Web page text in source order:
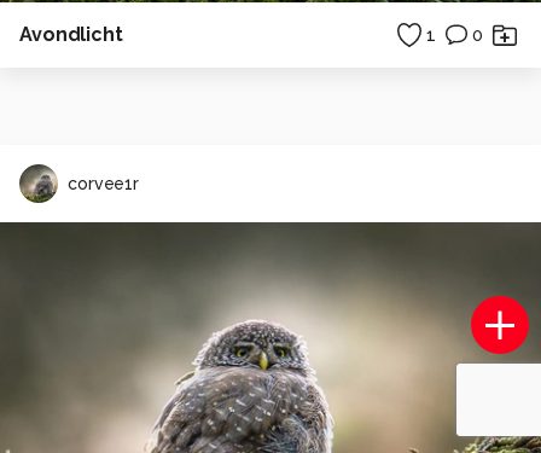
Avondlicht 1 0
corvee1r